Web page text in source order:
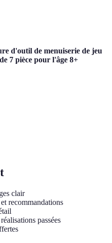
d'outil de menuiserie de jeu
7 pièce pour l'âge 8+
clair
recommandations
passées